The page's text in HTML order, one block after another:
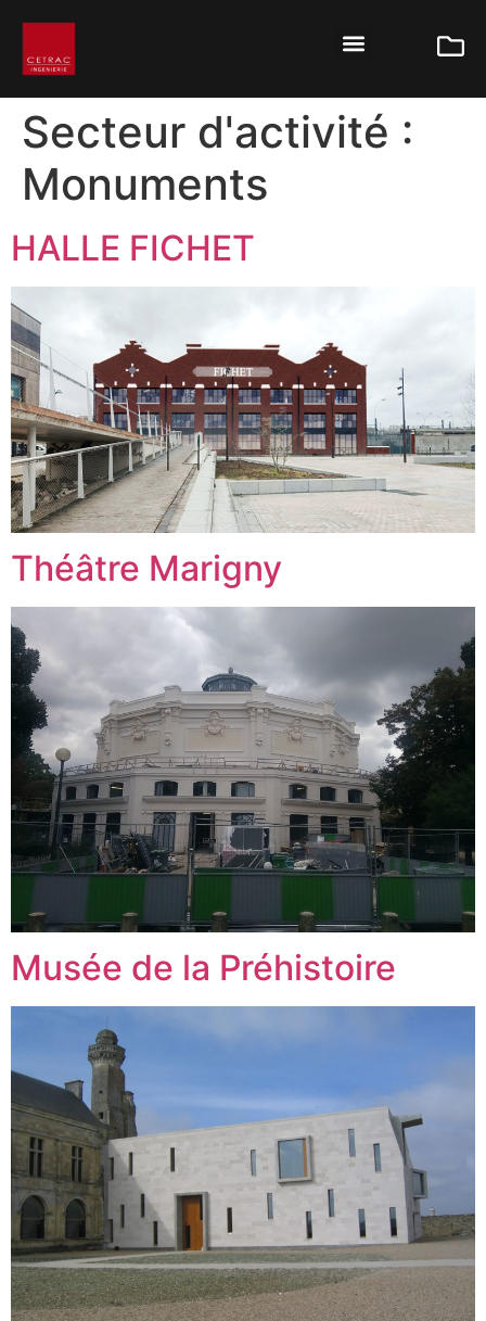
Secteur d'activité :
Monuments
HALLE FICHET
Théâtre Marigny
Musée de la Préhistoire